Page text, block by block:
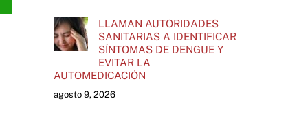
LLAMAN AUTORIDADES
SANITARIAS A IDENTIFICAR
SÍNTOMAS DE DENGUE Y
EVITAR LA
AUTOMEDICACIÓN
agosto 9, 2026